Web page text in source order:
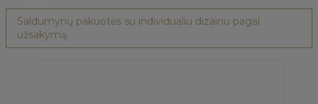
Saldumynų pakuotės su individualiu dizainu pagal
užsakymą.